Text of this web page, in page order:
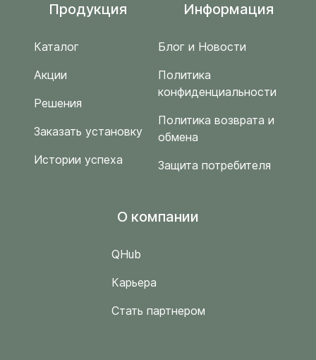
Продукция
Каталог
Акции
Решения
Заказать установку
Истории успеха
Информация
Блог и Новости
Политика
конфиденциальности
Политика возврата и
обмена
Защита потребителя
O компании
QHub
Карьера
Стать партнером